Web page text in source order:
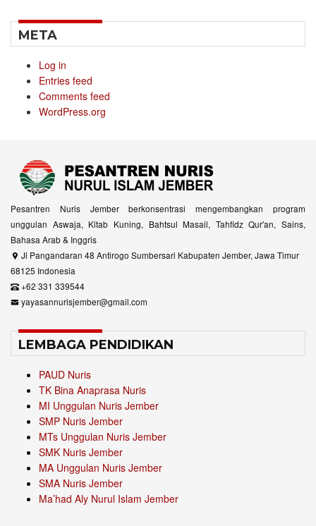
META
Log in
Entries feed
Comments feed
WordPress.org
Pesantren Nuris Jember berkonsentrasi mengembangkan program
unggulan Aswaja, Kitab Kuning, Bahtsul Masail, Tahfidz Qur'an, Sains,
Bahasa Arab & Inggris
Jl Pangandaran 48 Antirogo Sumbersari Kabupaten Jember, Jawa Timur
68125 Indonesia
+62 331 339544
yayasannurisjember@gmail.com
LEMBAGA PENDIDIKAN
PAUD Nuris
TK Bina Anaprasa Nuris
MI Unggulan Nuris Jember
SMP Nuris Jember
MTs Unggulan Nuris Jember
SMK Nuris Jember
MA Unggulan Nuris Jember
SMA Nuris Jember
Ma’had Aly Nurul Islam Jember